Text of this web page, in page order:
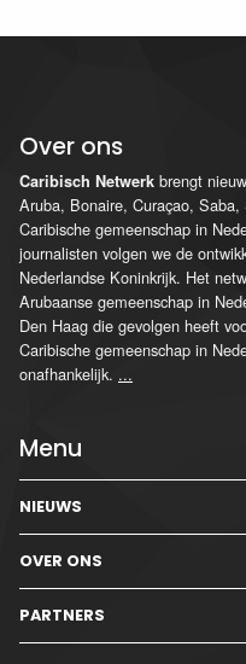
Over ons
Caribisch Netwerk brengt
Aruba, Bonaire, Curaçao,
Caribische gemeenschap in
journalisten volgen we de
Nederlandse Koninkrijk. Het
Arubaanse gemeenschap in
Den Haag die gevolgen heeft
Caribische gemeenschap in
onafhankelijk. ...
Menu
NIEUWS
OVER ONS
PARTNERS